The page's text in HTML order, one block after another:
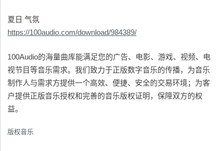
夏日 气氛
https://100audio.com/download/984389/
100Audio的海量曲库能满足您的广告、电影、游戏、视频、电
视节目等音乐需求。我们致力于正版数字音乐的传播，为音乐
制作人与需求方提供一个高效、便捷、安全的交易环境；为客
户提供正版音乐授权和完善的音乐版权证明，保障双方的权
益。
版权音乐